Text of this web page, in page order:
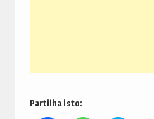
Partilha isto: